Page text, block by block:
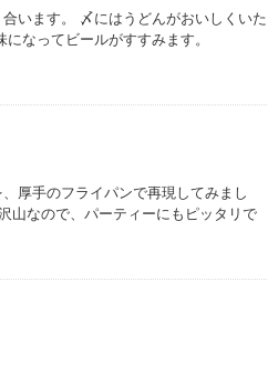
います。 〆にはうどんがおいしくいた
なってビールがすすみます。
厚手のフライパンで再現してみまし
山なので、パーティーにもピッタリで